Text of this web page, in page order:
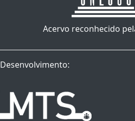
Acervo reconhecido
Desenvolvimento: